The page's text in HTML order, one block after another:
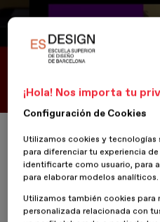
Portfolio
28 Octubre 2022Albert Boté
¡Hola! Nos importa tu
Configuración de Cookies
Utilizamos cookies y tecnologías
para diferenciar tu experiencia
identificarte como usuario, para
para elaborar modelos analíticos.
Utilizamos también cookies
personalizada relacionada con